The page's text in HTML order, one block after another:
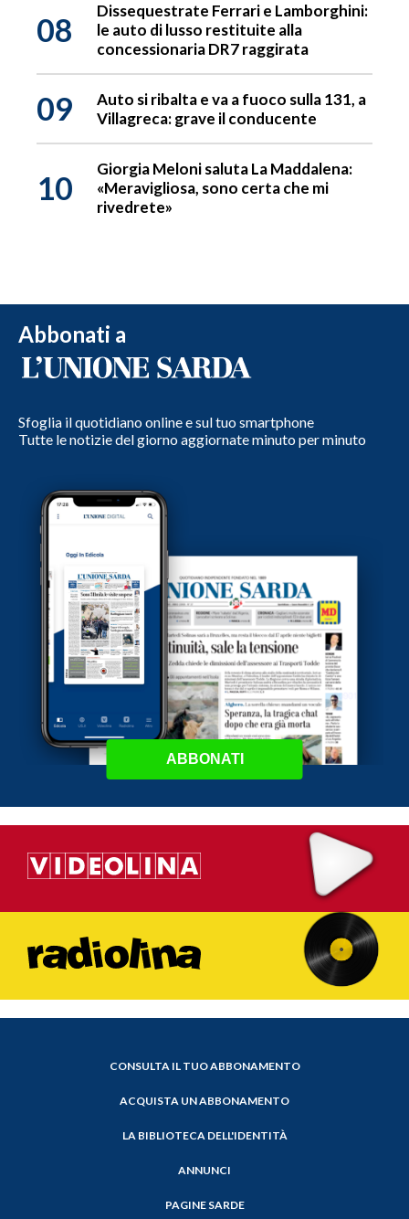
08
Dissequestrate Ferrari e Lamborghini:
le auto di lusso restituite alla
concessionaria DR7 raggirata
09
Auto si ribalta e va a fuoco sulla 131, a
Villagreca: grave il conducente
10
Giorgia Meloni saluta La Maddalena:
«Meravigliosa, sono certa che mi
rivedrete»
Abbonati a
Sfoglia il quotidiano online e sul tuo smartphone
Tutte le notizie del giorno aggiornate minuto per minuto
ABBONATI
CONSULTA IL TUO ABBONAMENTO
ACQUISTA UN ABBONAMENTO
LA BIBLIOTECA DELL'IDENTITÀ
ANNUNCI
PAGINE SARDE